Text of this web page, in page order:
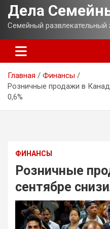
Дела
Семейный развлекательный
Главная
Финансы
Розничные продажи в
0,6%
ФИНАНСЫ
Розничные
сентябре